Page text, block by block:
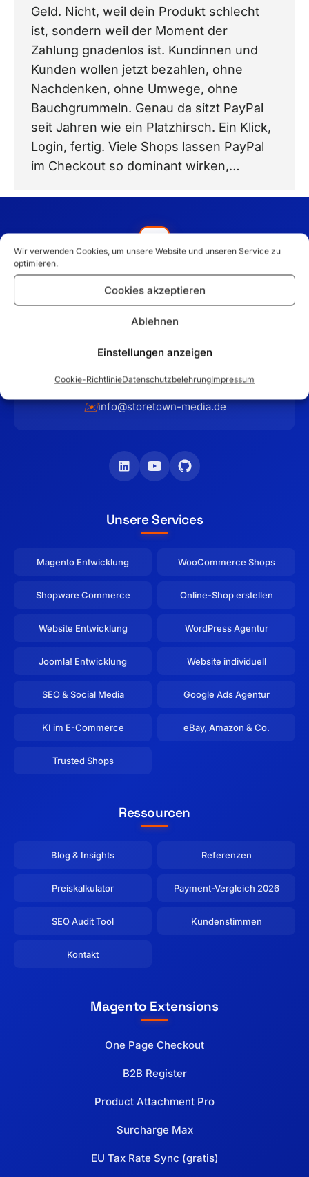
Wir verwenden Cookies, um unsere Website und unseren Service zu
optimieren.
Cookies akzeptieren
Ablehnen
Einstellungen anzeigen
Cookie-RichtlinieDatenschutzbelehrungImpressum
Geld. Nicht, weil dein Produkt schlecht
ist, sondern weil der Moment der
Zahlung gnadenlos ist. Kundinnen und
Kunden wollen jetzt bezahlen, ohne
Nachdenken, ohne Umwege, ohne
Bauchgrummeln. Genau da sitzt PayPal
seit Jahren wie ein Platzhirsch. Ein Klick,
Login, fertig. Viele Shops lassen PayPal
im Checkout so dominant wirken,…
und professionelle Firmenauftritte im Raum Hamburg. Seit
2012 entwickeln wir erfolgreiche Online-Shops mit
Magento, WooCommerce und Shopware.
📞+49 4122-4084-792
✉️info@storetown-media.de
Unsere Services
Magento Entwicklung WooCommerce Shops
Shopware Commerce Online-Shop erstellen
Website Entwicklung WordPress Agentur
Joomla! Entwicklung Website individuell
SEO & Social Media Google Ads Agentur
KI im E-Commerce eBay, Amazon & Co.
Trusted Shops
Ressourcen
Blog & Insights Referenzen
Preiskalkulator Payment-Vergleich 2026
SEO Audit Tool Kundenstimmen
Kontakt
Magento Extensions
One Page Checkout
B2B Register
Product Attachment Pro
Surcharge Max
EU Tax Rate Sync (gratis)